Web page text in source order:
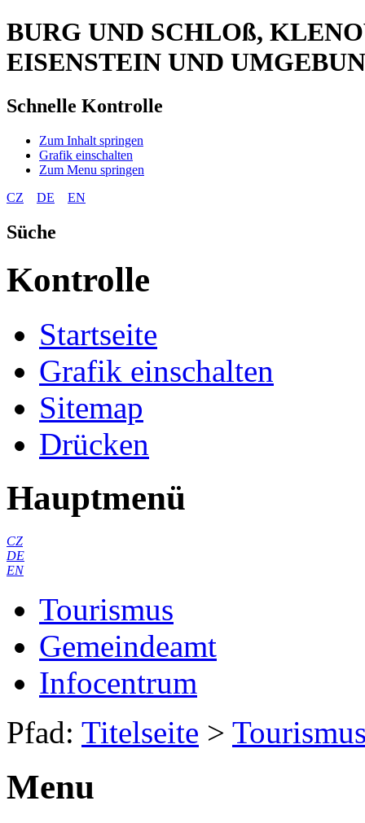
BURG UND SCHLOß,
EISENSTEIN UND
Schnelle Kontrolle
Zum Inhalt springen
Grafik einschalten
Zum Menu springen
CZ
DE EN
Süche
Kontrolle
Startseite
Grafik einschalten
Sitemap
Drücken
Hauptmenü
CZ
DE
EN
Tourismus
Gemeindeamt
Infocentrum
Pfad: Titelseite >
Menu